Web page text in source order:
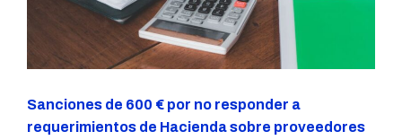
Sanciones de 600 € por no responder a
requerimientos de Hacienda sobre proveedores